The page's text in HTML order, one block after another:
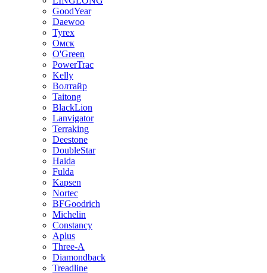
GoodYear
Daewoo
Tyrex
Омск
O'Green
PowerTrac
Kelly
Волтайр
Taitong
BlackLion
Lanvigator
Terraking
Deestone
DoubleStar
Haida
Fulda
Kapsen
Nortec
BFGoodrich
Michelin
Constancy
Aplus
Three-A
Diamondback
Treadline